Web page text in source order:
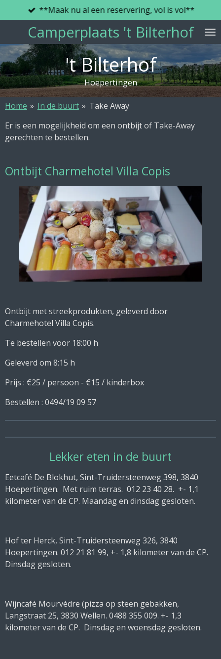
direct
de
hoofdinhoud
Camperplaats 't Bilterhof
**Maak nu al een reservering, vol is vol**
't Bilterhof
Hoepertingen
Home » In de buurt » Take Away
Er is een mogelijkheid om een ontbijt of Take-Away
gerechten te bestellen.
Ontbijt Charmehotel Villa Copis
Ontbijt met streekprodukten, geleverd door
Charmehotel Villa Copis.
Te bestellen voor 18:00 h
Geleverd om 8:15 h
Prijs : €25 / persoon - €15 / kinderbox
Bestellen : 0494/19 09 57
Lekker eten in de buurt
Eetcafé De Blokhut, Sint-Truidersteenweg 398, 3840
Hoepertingen. Met ruim terras. 012 23 40 28. +- 1,1
kilometer van de CP. Maandag en dinsdag gesloten.
Hof ter Herck, Sint-Truidersteenweg 326, 3840
Hoepertingen. 012 21 81 99, +- 1,8 kilometer van de CP.
Dinsdag gesloten.
Wijncafé Mourvédre (pizza op steen gebakken,
Langstraat 25, 3830 Wellen. 0488 355 009. +- 1,3
kilometer van de CP. Dinsdag en woensdag gesloten.